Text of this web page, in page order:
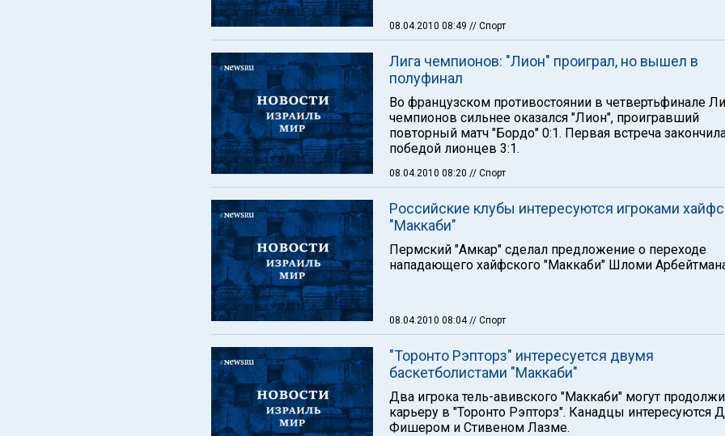
08.04.2010 08:49 // Спорт
Лига чемпионов: "Лион" проиграл, но вышел в
полуфинал
Во французском противостоянии в четвертьфинале
чемпионов сильнее оказался "Лион", проигравший
повторный матч "Бордо" 0:1. Первая встреча
победой лионцев 3:1.
08.04.2010 08:20 // Спорт
Российские клубы интересуются игроками
"Маккаби"
Пермский "Амкар" сделал предложение о переходе
нападающего хайфского "Маккаби" Шломи
08.04.2010 08:04// Спорт
"Торонто Рэпторз" интересуется двумя
баскетболистами "Маккаби"
Два игрока тель-авивского "Маккаби" могут
карьеру в "Торонто Рэпторз". Канадцы интересуются
Фишером и Стивеном Лазме.